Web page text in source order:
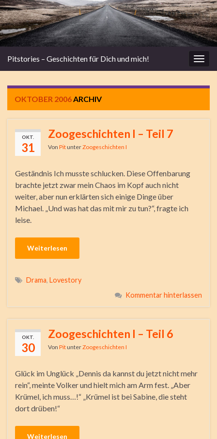
Pitstories – Geschichten für Dich und mich!
OKTOBER 2006 ARCHIV
OKT.
31
Zoogeschichten I – Teil 7
Von PitunterZoogeschichten I
Geständnis Ich musste schlucken. Diese Offenbarung
brachte jetzt zwar mein Chaos im Kopf auch nicht
weiter, aber nun erklärten sich einige Dinge über
Michael. „Und was hat das mit mir zu tun?“, fragte ich
leise.
Weiterlesen
Drama, Lovestory
Kommentar hinterlassen
OKT.
30
Zoogeschichten I – Teil 6
Von PitunterZoogeschichten I
Glück im Unglück „Dennis da kannst du jetzt nicht mehr
rein“, meinte Volker und hielt mich am Arm fest. „Aber
Krümel, ich muss…!“ „Krümel ist bei Sabine, die steht
dort drüben!“
Weiterlesen